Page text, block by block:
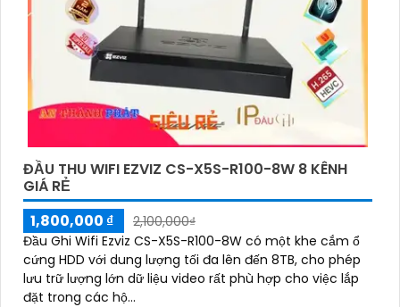
ĐẦU THU WIFI EZVIZ CS-X5S-R100-8W 8 KÊNH
GIÁ RẺ
1,800,000 ₫
2,100,000₫
Đầu Ghi Wifi Ezviz CS-X5S-R100-8W có một khe cắm ổ
cứng HDD với dung lượng tối đa lên đến 8TB, cho phép
lưu trữ lượng lớn dữ liệu video rất phù hợp cho việc lắp
đặt trong các hộ...